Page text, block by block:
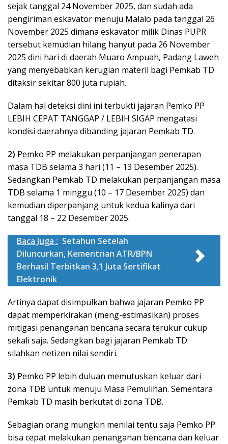
sejak tanggal 24 November 2025, dan sudah ada
pengiriman eskavator menuju Malalo pada tanggal 26
November 2025 dimana eskavator milik Dinas PUPR
tersebut kemudian hilang hanyut pada 26 November
2025 dini hari di daerah Muaro Ampuah, Padang Laweh
yang menyebabkan kerugian materil bagi Pemkab TD
ditaksir sekitar 800 juta rupiah.
Dalam hal deteksi dini ini terbukti jajaran Pemko PP
LEBIH CEPAT TANGGAP / LEBIH SIGAP mengatasi
kondisi daerahnya dibanding jajaran Pemkab TD.
2) Pemko PP melakukan perpanjangan penerapan
masa TDB selama 3 hari (11 – 13 Desember 2025).
Sedangkan Pemkab TD melakukan perpanjangan masa
TDB selama 1 minggu (10 – 17 Desember 2025) dan
kemudian diperpanjang untuk kedua kalinya dari
tanggal 18 – 22 Desember 2025.
Baca Juga : Setahun Setelah
Diluncurkan, Kementrian ATR/BPN
Berhasil Terbitkan 3,1 Juta Sertifikat
Elektronik
Artinya dapat disimpulkan bahwa jajaran Pemko PP
dapat memperkirakan (meng-estimasikan) proses
mitigasi penanganan bencana secara terukur cukup
sekali saja. Sedangkan bagi jajaran Pemkab TD
silahkan netizen nilai sendiri.
3) Pemko PP lebih duluan memutuskan keluar dari
zona TDB untuk menuju Masa Pemulihan. Sementara
Pemkab TD masih berkutat di zona TDB.
Sebagian orang mungkin menilai tentu saja Pemko PP
bisa cepat melakukan penanganan bencana dan keluar